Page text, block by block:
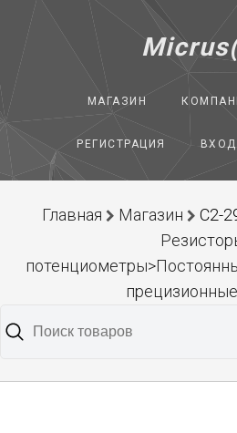
МАГАЗИН
РЕГИСТРАЦИЯ ВХОД
Главная Магазин
С2-